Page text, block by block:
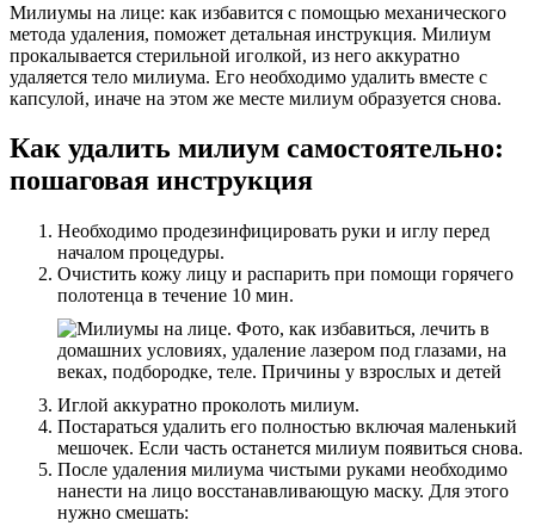
Милиумы на лице: как избавится с помощью механического
метода удаления, поможет детальная инструкция. Милиум
прокалывается стерильной иголкой, из него аккуратно
удаляется тело милиума. Его необходимо удалить вместе с
капсулой, иначе на этом же месте милиум образуется снова.
Как удалить милиум самостоятельно:
пошаговая инструкция
Необходимо продезинфицировать руки и иглу перед
началом процедуры.
Очистить кожу лицу и распарить при помощи горячего
полотенца в течение 10 мин.
Иглой аккуратно проколоть милиум.
Постараться удалить его полностью включая маленький
мешочек. Если часть останется милиум появиться снова.
После удаления милиума чистыми руками необходимо
нанести на лицо восстанавливающую маску. Для этого
нужно смешать: